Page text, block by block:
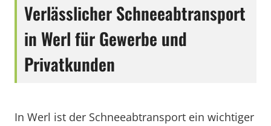
Verlässlicher Schneeabtransport
in Werl für Gewerbe und
Privatkunden
In Werl ist der Schneeabtransport ein wichtiger